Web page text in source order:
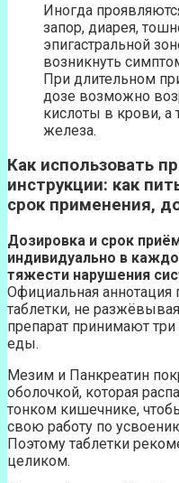
Иногда
запор, диарея,
эпигастральной
возникнуть
При длительном
дозе возможно
кислоты в крови, а
железа.
Как использовать
инструкции: как
срок применения,
Дозировка и срок
индивидуально в
тяжести нарушения
Официальная аннотация
таблетки, не
препарат принимают
еды.
Мезим и Панкреатин
оболочкой, которая
тонком кишечнике,
свою работу по
Поэтому таблетки
целиком.